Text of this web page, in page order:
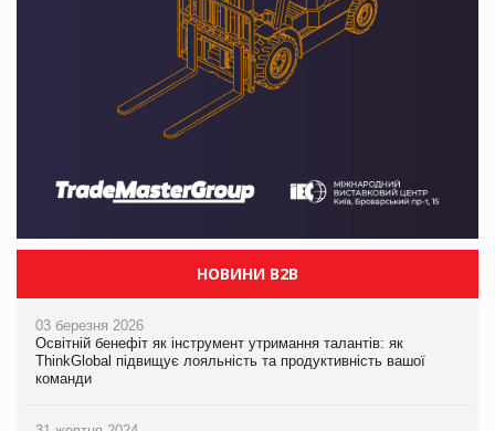
НОВИНИ B2B
03 березня 2026
Освітній бенефіт як інструмент утримання талантів: як
ThinkGlobal підвищує лояльність та продуктивність вашої
команди